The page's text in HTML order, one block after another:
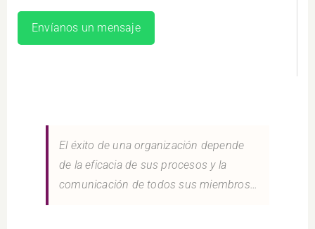
Envíanos un mensaje
El éxito de una organización depende
de la eficacia de sus procesos y la
comunicación de todos sus miembros…